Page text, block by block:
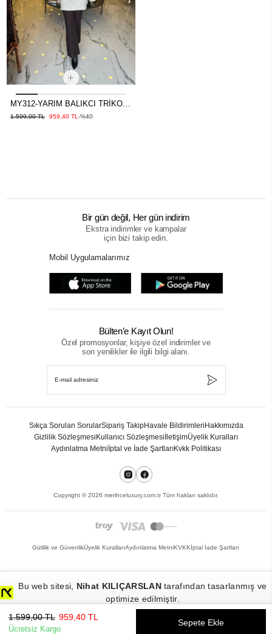
1.599,00 TL 959,40 TL
Ücretsiz Kargo
Sepete Ekle
MY312-YARIM BALIKCI TRİKO
TUNİK EKRU
1.599,00 TL 959,40 TL -%40
Bir gün değil, Her gün indirim
Ekstra indirimler ve kampalar
için bizi takip edin.
Mobil Uygulamalarımız
Bülten’e Kayıt Olun!
Özel promosyonlar, kişiye özel indirimler ve
son yenilikler ile ilgili bilgi alanı.
Sıkça Sorulan SorularSipariş TakipHavale BildirimleriHakkımızda
Gizlilik SözleşmesiKullanıcı SözleşmesiİletişimÜyelik Kuralları
Aydınlatma Metniİptal ve İade ŞartlarıKvkk Politikası
Copyright ©2026 merihceluxury.com.tr Tüm hakları saklıdır.
Gizlilik ve GüvenlikÜyelik KurallarıAydınlatma MetniKVKKİptal İade Şartları
Bu web sitesi, Nihat KILIÇARSLANtarafından tasarlanmış ve
optimize edilmiştir.